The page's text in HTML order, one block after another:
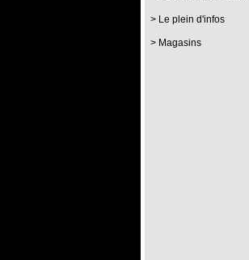
Le plein d'infos
Magasins